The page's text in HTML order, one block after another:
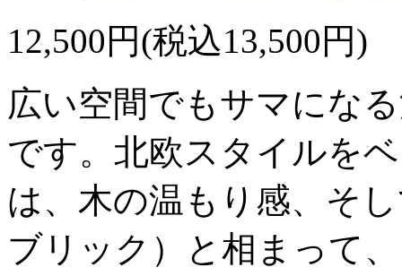
12,500円(税込13,500円)
広い空間でもサマにな
です。北欧スタイルを
は、木の温もり感、そ
ブリック）と相まって